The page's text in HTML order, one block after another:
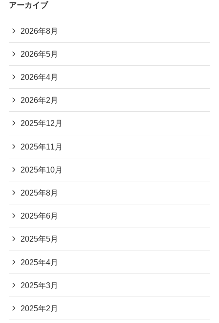
アーカイブ
2026年8月
2026年5月
2026年4月
2026年2月
2025年12月
2025年11月
2025年10月
2025年8月
2025年6月
2025年5月
2025年4月
2025年3月
2025年2月